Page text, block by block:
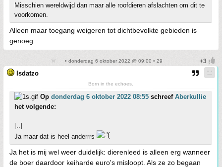
Misschien wereldwijd dan maar alle roofdieren afslachten om dit te
voorkomen.
Alleen maar toegang weigeren tot dichtbevolkte gebieden is
genoeg
• donderdag 6 oktober 2022 @ 09:00 • 29
Isdatzo
Born in the echoes.
Op donderdag 6 oktober 2022 08:55 schreef Aberkullie
het volgende:
[..]
Ja maar dat is heel anderrrs
Ja het is mij wel weer duidelijk: dierenleed is alleen erg wanneer
de boer daardoor keiharde euro's misloopt. Als ze zo begaan